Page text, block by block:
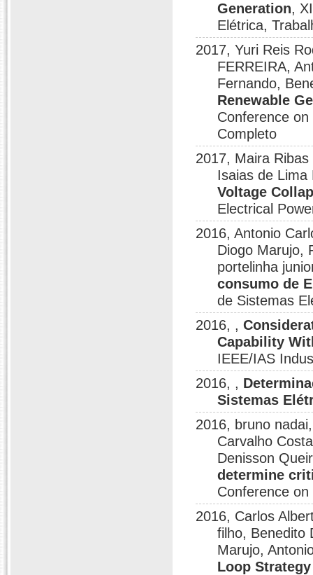
Generation,
Elétrica,
2017, Yuri Reis
FERREIRA,
Fernando,
Renewable
Conference
Completo
2017, Maira
Isaias de
Voltage
Electrical
2016, Antonio
Diogo Marujo,
portelinha
consumo de
de Sistemas
2016, ,
Capability
IEEE/IAS
2016, ,
Sistemas
2016, bruno
Carvalho
Denisson
determine
Conference
2016, Carlos
filho, Benedito
Marujo,
Loop